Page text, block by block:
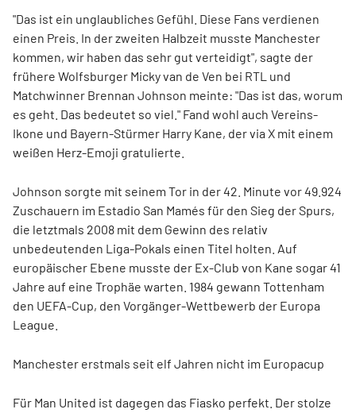
"Das ist ein unglaubliches Gefühl. Diese Fans verdienen
einen Preis. In der zweiten Halbzeit musste Manchester
kommen, wir haben das sehr gut verteidigt", sagte der
frühere Wolfsburger Micky van de Ven bei RTL und
Matchwinner Brennan Johnson meinte: "Das ist das, worum
es geht. Das bedeutet so viel." Fand wohl auch Vereins-
Ikone und Bayern-Stürmer Harry Kane, der via X mit einem
weißen Herz-Emoji gratulierte.
Johnson sorgte mit seinem Tor in der 42. Minute vor 49.924
Zuschauern im Estadio San Mamés für den Sieg der Spurs,
die letztmals 2008 mit dem Gewinn des relativ
unbedeutenden Liga-Pokals einen Titel holten. Auf
europäischer Ebene musste der Ex-Club von Kane sogar 41
Jahre auf eine Trophäe warten. 1984 gewann Tottenham
den UEFA-Cup, den Vorgänger-Wettbewerb der Europa
League.
Manchester erstmals seit elf Jahren nicht im Europacup
Für Man United ist dagegen das Fiasko perfekt. Der stolze